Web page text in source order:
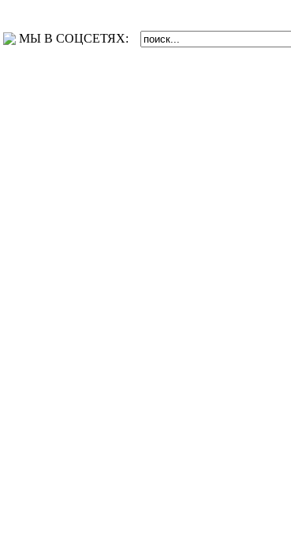
МЫ В СОЦСЕТЯХ: